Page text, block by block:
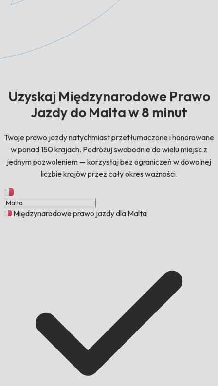
Uzyskaj Międzynarodowe Prawo
Jazdy do Malta w 8 minut
Twoje prawo jazdy natychmiast przetłumaczone i honorowane
w ponad 150 krajach. Podróżuj swobodnie do wielu miejsc z
jednym pozwoleniem — korzystaj bez ograniczeń w dowolnej
liczbie krajów przez cały okres ważności.
Międzynarodowe prawo jazdy dla Malta